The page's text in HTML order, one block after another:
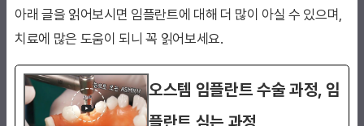
아래 글을 읽어보시면 임플란트에 대해 더 많이 아실 수 있으며,
치료에 많은 도움이 되니 꼭 읽어보세요.
오스템 임플란트 수술 과정, 임
플란트 심는 과정